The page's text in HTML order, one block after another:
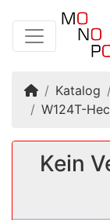
Startseite
Katalog
W124T-
Kein